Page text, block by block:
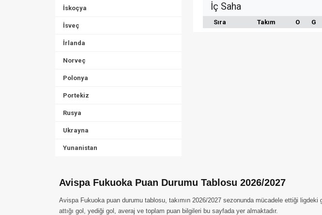
İskoçya
İsveç
İrlanda
Norveç
Polonya
Portekiz
Rusya
Ukrayna
Yunanistan
İç Saha
Sıra Takım O G
Avispa Fukuoka Puan Durumu Tablosu 2026/2027
Avispa Fukuoka puan durumu tablosu, takımın 2026/2027 sezonunda mücadele ettiği ligdeki
attığı gol, yediği gol, averaj ve toplam puan bilgileri bu sayfada yer almaktadır.